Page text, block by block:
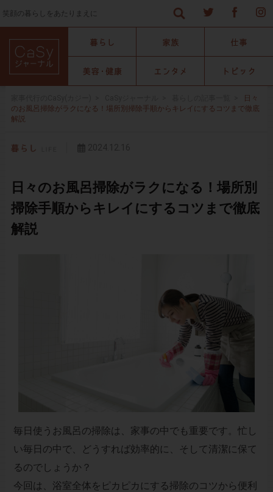
笑顔の暮らしをあたりまえに
日々
のお風呂掃除がラクになる！場所別掃除手順からキレイにするコツまで徹底
解説
日々のお風呂掃除がラクになる！場所別
掃除手順からキレイにするコツまで徹底
解説
毎日使うお風呂の掃除は、家事の中でも重要です。忙し
い毎日の中で、どうすれば効率的に、そして清潔に保て
るのでしょうか？
今回は、浴室全体をピカピカにする掃除のコツから便利